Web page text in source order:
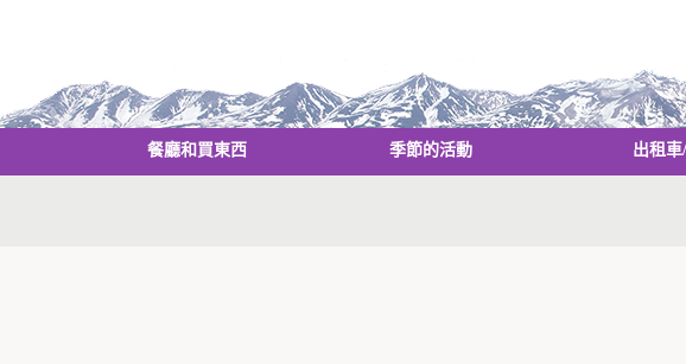
餐廳和買東西 季節的活動 出租